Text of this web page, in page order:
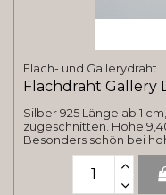
Flach- und Gallerydraht
Flachdraht Gallery
Silber 925 Länge ab 1
zugeschnitten. Höhe
Besonders schön bei